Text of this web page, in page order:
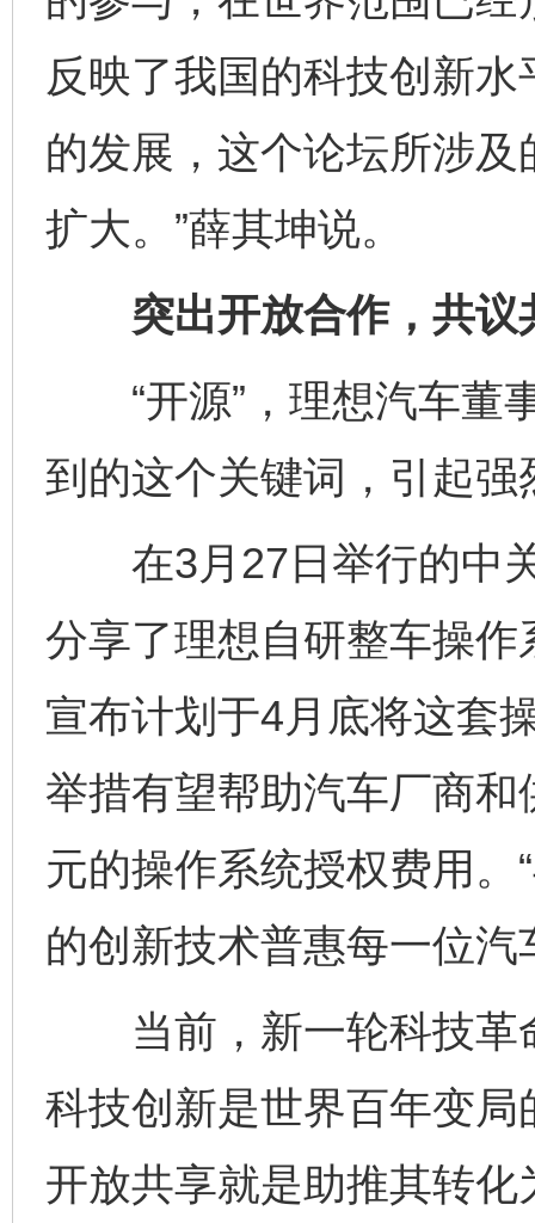
反映了我国的科技创新
的发展，这个论坛所涉
扩大。”薛其坤说。
突出开放合作，共议
“开源”，理想汽车董
到的这个关键词，引起强
在3月27日举行的中关
分享了理想自研整车操
宣布计划于4月底将这套
举措有望帮助汽车厂商
元的操作系统授权费用
的创新技术普惠每一位汽
当前，新一轮科技革
科技创新是世界百年变局
开放共享就是助推其转化